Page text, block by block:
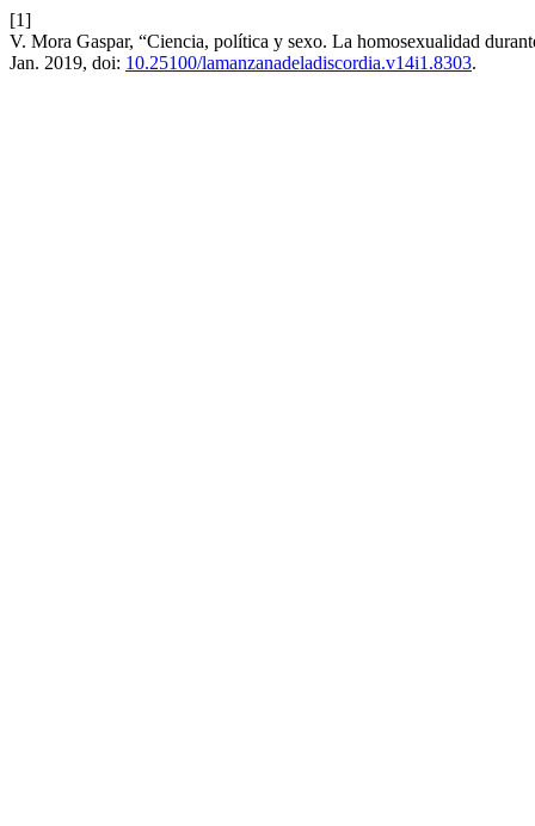
[1]
V. Mora Gaspar, “Ciencia, política y sexo. La homosexualidad
Jan. 2019, doi: 10.25100/lamanzanadeladiscordia.v14i1.8303.